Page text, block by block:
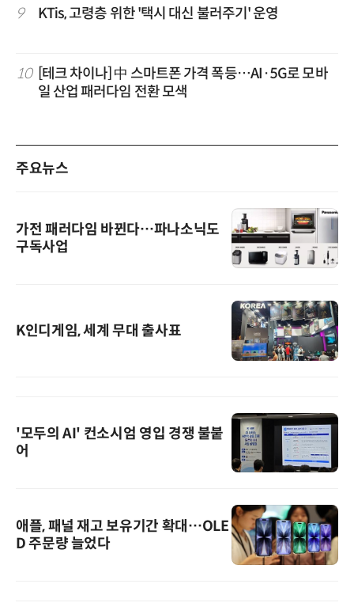
9 KTis, 고령층 위한 '택시 대신 불러주기' 운영
10
[테크 차이나] 中 스마트폰 가격 폭등…AI·5G로 모바
일 산업 패러다임 전환 모색
주요뉴스
가전 패러다임 바뀐다…파나소닉도
구독사업
K인디게임, 세계 무대 출사표
'모두의 AI' 컨소시엄 영입 경쟁 불붙
어
애플, 패널 재고 보유기간 확대…OLE
D 주문량 늘었다